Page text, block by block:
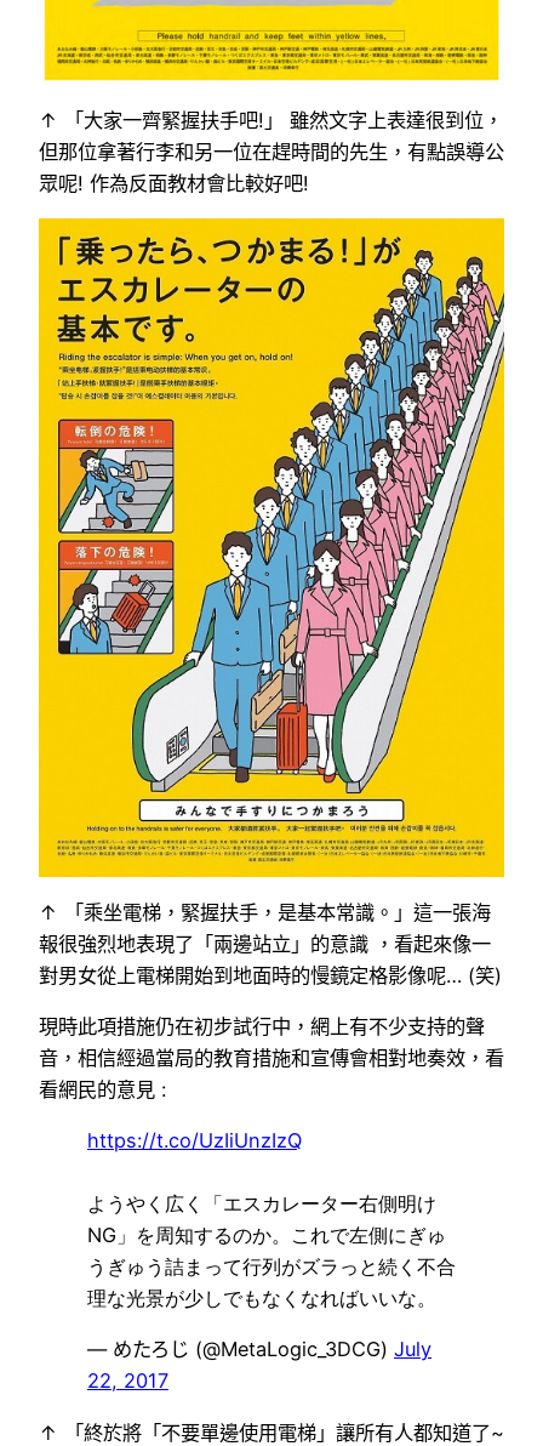
↑ 「大家一齊緊握扶手吧!」 雖然文字上表達很到位，
但那位拿著行李和另一位在趕時間的先生，有點誤導公
眾呢! 作為反面教材會比較好吧!
↑ 「乘坐電梯，緊握扶手，是基本常識。」這一張海
報很強烈地表現了「兩邊站立」的意識 ，看起來像一
對男女從上電梯開始到地面時的慢鏡定格影像呢… (笑)
現時此項措施仍在初步試行中，網上有不少支持的聲
音，相信經過當局的教育措施和宣傳會相對地奏效，看
看網民的意見 :
https://t.co/UzIiUnzIzQ
ようやく広く「エスカレーター右側明け
NG」を周知するのか。これで左側にぎゅ
うぎゅう詰まって行列がズラっと続く不合
理な光景が少しでもなくなればいいな。
— めたろじ (@MetaLogic_3DCG) July
22, 2017
↑ 「終於將「不要單邊使用電梯」讓所有人都知道了~